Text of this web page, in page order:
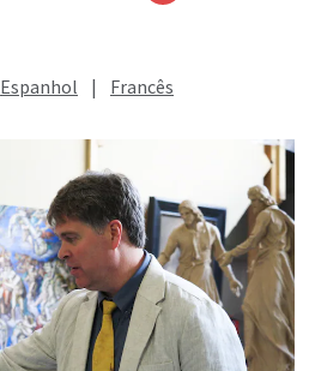
Espanhol | Francês